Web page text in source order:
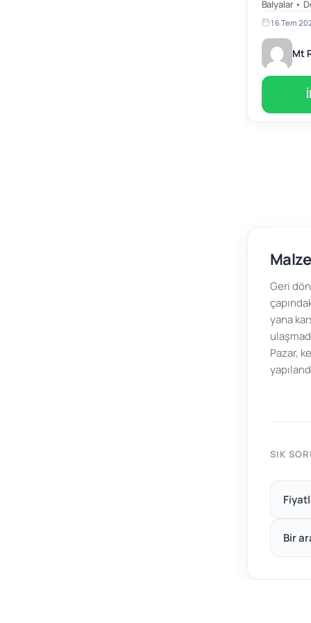
Balyalar •
16 Tem
Mt
Geri
yana
Pazar,
SIK
Bir